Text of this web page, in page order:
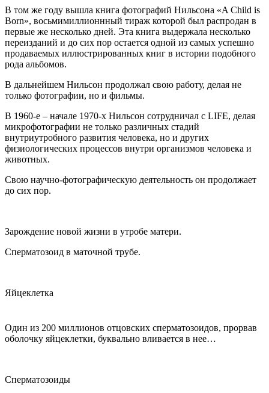
В том же году вышла книга фотографий Нильсона «A Child is
Born», восьмимиллионнный тираж которой был распродан в
первые же несколько дней. Эта книга выдержала несколько
переизданий и до сих пор остается одной из самых успешно
продаваемых иллюстрированных книг в истории подобного
рода альбомов.
В дальнейшем Нильсон продолжал свою работу, делая не
только фотографии, но и фильмы.
В 1960-е – начале 1970-х Нильсон сотрудничал с LIFE, делая
микрофотографии не только различных стадий
внутриутробного развития человека, но и других
физиологических процессов внутри организмов человека и
животных.
Свою научно-фотографическую деятельность он продолжает
до сих пор.
Зарождение новой жизни в утробе матери.
Сперматозоид в маточной трубе.
Яйцеклетка
Один из 200 миллионов отцовских сперматозоидов, прорвав
оболочку яйцеклетки, буквально вливается в нее…
Сперматозоиды